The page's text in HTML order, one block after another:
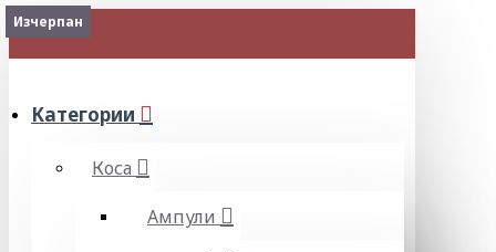
МЕНЮ
Категории
Коса
Ампули
Изчерпан